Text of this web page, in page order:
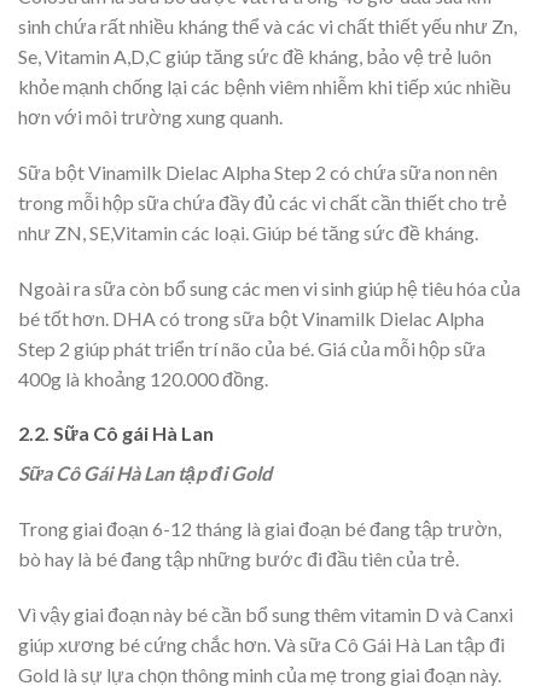
sinh chứa rất nhiều kháng thể và các vi chất thiết yếu như Zn,
Se, Vitamin A,D,C giúp tăng sức đề kháng, bảo vệ trẻ luôn
khỏe mạnh chống lại các bệnh viêm nhiễm khi tiếp xúc nhiều
hơn với môi trường xung quanh.
Sữa bột Vinamilk Dielac Alpha Step 2 có chứa sữa non nên
trong mỗi hộp sữa chứa đầy đủ các vi chất cần thiết cho trẻ
như ZN, SE,Vitamin các loại. Giúp bé tăng sức đề kháng.
Ngoài ra sữa còn bổ sung các men vi sinh giúp hệ tiêu hóa của
bé tốt hơn. DHA có trong sữa bột Vinamilk Dielac Alpha
Step 2 giúp phát triển trí não của bé. Giá của mỗi hộp sữa
400g là khoảng 120.000 đồng.
2.2. Sữa Cô gái Hà Lan
Sữa Cô Gái Hà Lan tập đi Gold
Trong giai đoạn 6-12 tháng là giai đoạn bé đang tập trườn,
bò hay là bé đang tập những bước đi đầu tiên của trẻ.
Vì vậy giai đoạn này bé cần bổ sung thêm vitamin D và Canxi
giúp xương bé cứng chắc hơn. Và sữa Cô Gái Hà Lan tập đi
Gold là sự lựa chọn thông minh của mẹ trong giai đoạn này.